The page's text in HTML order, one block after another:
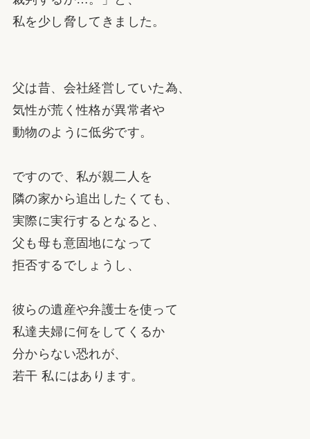
私を少し脅してきました。
父は昔、会社経営していた為、
気性が荒く性格が異常者や
動物のように低劣です。
ですので、私が親二人を
隣の家から追出したくても、
実際に実行するとなると、
父も母も意固地になって
拒否するでしょうし、
彼らの遺産や弁護士を使って
私達夫婦に何をしてくるか
分からない恐れが、
若干 私にはあります。